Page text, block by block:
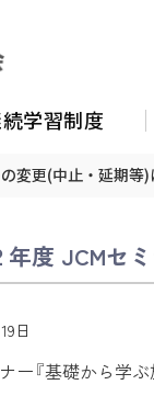
学習制度
変更(中止・延期等)
年度 JCMセ
日
ー『基礎から学